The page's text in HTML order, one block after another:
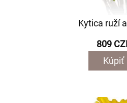
Kytica ruží
809
Kúpiť